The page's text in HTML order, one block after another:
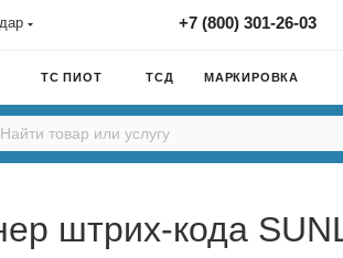
+7 (800) 301-26-03
ТС ПИОТ ТСД МАРКИРОВКА
штрих-кода